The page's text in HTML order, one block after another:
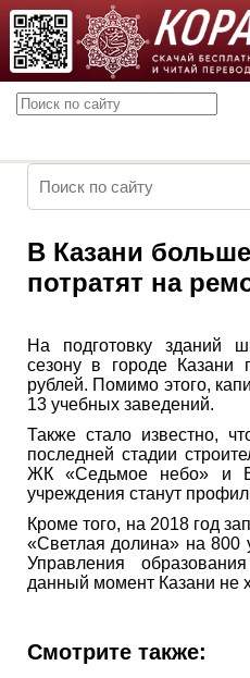
В Казани
потратят на
На подготовку зданий
сезону в городе Казани
рублей. Помимо этого,
13 учебных заведений.
Также стало известно,
последней стадии
ЖК «Седьмое небо» и
учреждения станут
Кроме того, на 2018 год
«Светлая долина» на
Управления
данный момент Казани не
Смотрите также: